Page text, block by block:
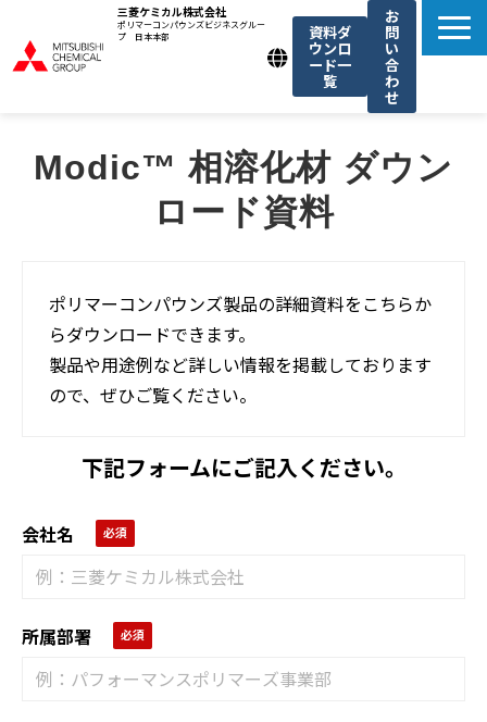
三菱ケミカル株式会社
ポリマーコンパウンズビジネスグルー
プ 日本本部
資料ダ
ウンロ
ード一
覧
お
問
い
合
わ
せ
我々の強み
用途例一覧
Modic™ 相溶化材 ダウン
ロード資料
ポリマーコンパウンズ製品の詳細資料をこちらか
らダウンロードできます。
製品や用途例など詳しい情報を掲載しております
ので、ぜひご覧ください。
下記フォームにご記入ください。
会社名
所属部署